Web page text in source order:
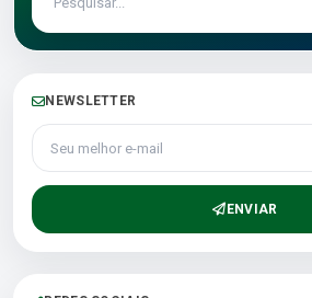
NEWSLETTER
Seu melhor e-mail
ENVIAR